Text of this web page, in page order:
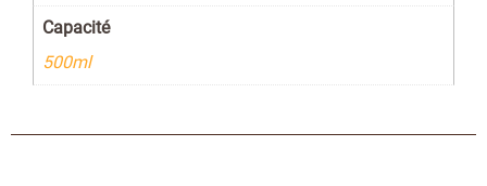
Capacité
500ml